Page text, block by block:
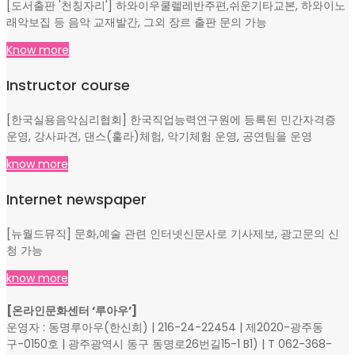
[도서출판 '천칭자리'] 하와이우쿨렐레반주편,쉬운기타교본, 하와이노
래악보집 등 음악 교재발간, 그외 장르 출판 문의 가능
Know more
Instructor course
[한국실용음악심리협회] 한국직업능력연구원에 등록된 민간자격증
운영, 강사파견, 댄스(훌라)체험, 악기체험 운영, 공연팀을 운영
know more
Internet newspaper
[뉴월드뮤직] 문화,예술 관련 인터넷신문사로 기사제보, 광고문의 신
청 가능
know more
[온라인문화센터 ‘루아우’]
운영자 : 동명루아우(한신희) | 216-24-22454 | 제2020-광주동
구-0150호 | 광주광역시 동구 동명로26번길15-1 B1) | T 062-368-